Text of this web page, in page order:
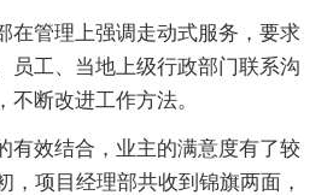
在管理上强调走动式服务，要求
员工、当地上级行政部门联系沟
断改进工作方法。
有效结合，业主的满意度有了较
，项目经理部共收到锦旗两面，